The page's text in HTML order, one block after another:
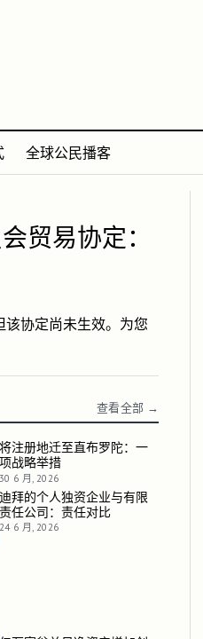
全球公民播客
贸易协定：
该协定尚未生效。为您
查看全部 →
迁至直布罗陀：一项战略举措
将注册地迁至直布罗陀：一
项战略举措
30 6 月, 2026
独资企业与有限责任公司：
迪拜的个人独资企业与有限
责任公司：责任对比
24 6 月, 2026